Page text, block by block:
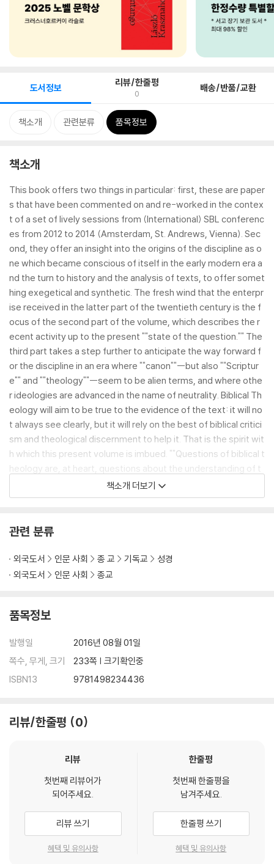
도서정보 리뷰/한줄평
0 배송/반품/교환
책소개 관련분류 품목정보
책소개
This book offers two things in particular: first, these are paper
s that have been commented on and re-worked in the contex
t of a set of lively sessions from (International) SBL conferenc
es from 2012 to 2014 (Amsterdam, St. Andrews, Vienna). Sec
ond, they offer an insight into the origins of the discipline as o
ne which became conscious of itself in the early modern era a
nd the turn to history and the analysis of texts, to offer somet
hing exegetical and synthetic. The fresh wind that the enterpr
ise received in the latter part of the twentieth century is the f
ocus of the second part of the volume, which describes the r
ecent activity up to the present ""state of the question."" The
third part takes a step further to anticipate the way forward f
or the discipline in an era where ""canon""--but also ""Scriptur
e"" and ""theology""--seem to be alien terms, and where othe
r ideologies are advanced in the name of neutrality. Biblical Th
eology will aim to be true to the evidence of the text: it will no
t always see clearly, but it will rely on the best of biblical critici
sm and theological discernment to help it. That is the spirit wit
h which this present volume is imbued. ""Questions of biblical t
heology are, at heart, questions about the understanding of t
he Bible in contemporary Christian thought and life. This collec
tion of essays is a good guide to many of the key issues in co
y (University of Durham) ""We are in the debt of editors Walsh
er on), engaged with all the relevant secondary literature of th
e past century, and thoughtfully undertaken. I have wondered
scholarly range, and to evaluate it on those comprehensive te
eak up into tribes of special interest or self-reference. The e
ditors and contributors to this volume have kept that same go
al in mind and have done so with fine scholarship and focused
nterpretation, Wycliffe College, University of Toronto; Author,
rrently animate the field of Biblical Theology. One cannot say
enough good things about the comprehensive character of th
e essays as whole, the consistent brilliance of their execution
butions. Highly recommended!"" -- Gary A. Anderson, Hesbur
gh Professor of Catholic Theology, University of Notre Dame
Mark Elliott is Professor of Divinity (Historical and Biblical Theo
책소개 더보기
관련 분류
외국도서 인문 사회 종 교 기독교
성경
외국도서
인문 사회 종교
품목정보
발행일
2016년 08월 01일
쪽수, 무게, 크기
233쪽 | 크기확인중
ISBN13
9781498234436
리뷰/한줄평 0
리뷰
첫번째 리뷰어가
되어주세요.
리뷰 쓰기
혜택 및 유의사항
한줄평
첫번째 한줄평을
남겨주세요.
한줄평 쓰기
혜택 및 유의사항